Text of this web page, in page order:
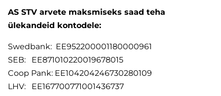
AS STV arvete maksmiseks saad teha
ülekandeid kontodele:
Swedbank: EE952200001180000961
SEB: EE871010220019678015
Coop Pank: EE104204246730280109
LHV: EE167700771001436737​